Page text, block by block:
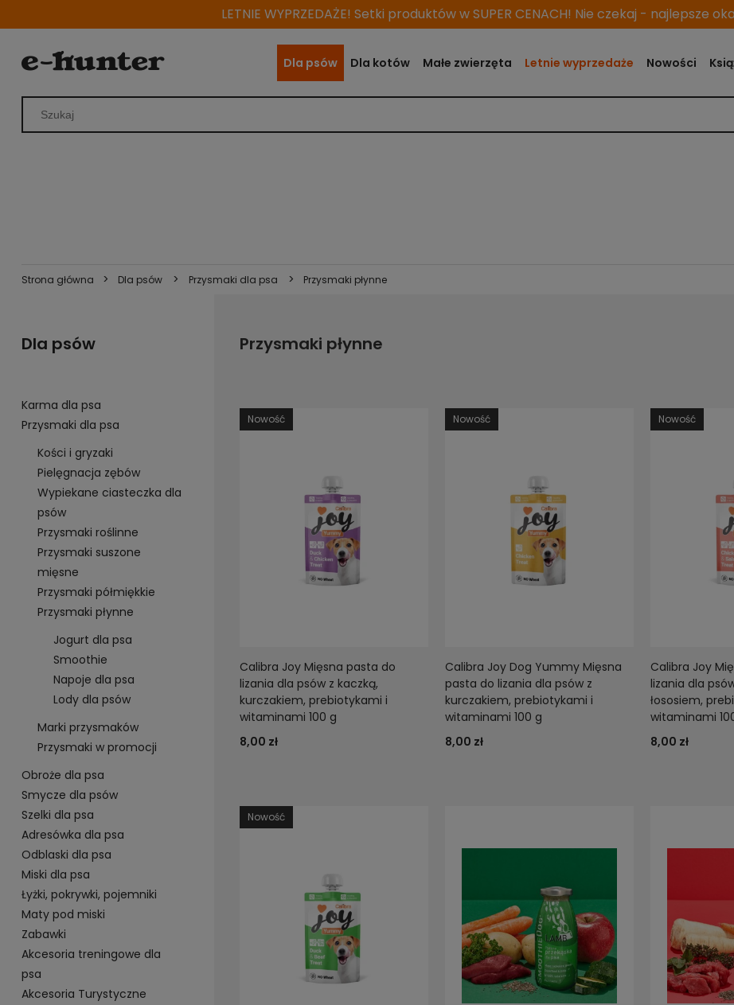
LETNIE WYPRZEDAŻE! Setki produktów w SUPER CENACH! Nie czekaj - najlepsze
Dla psów Dla kotów Małe zwierzęta Letnie wyprzedaże Nowości
Strona główna > Dla psów > Przysmaki dla psa > Przysmaki płynne
Dla psów
Karma dla psa
Przysmaki dla psa
Kości i gryzaki
Pielęgnacja zębów
Wypiekane ciasteczka dla
psów
Przysmaki roślinne
Przysmaki suszone
mięsne
Przysmaki półmiękkie
Przysmaki płynne
Jogurt dla psa
Smoothie
Napoje dla psa
Lody dla psów
Marki przysmaków
Przysmaki w promocji
Obroże dla psa
Smycze dla psów
Szelki dla psa
Adresówka dla psa
Odblaski dla psa
Miski dla psa
Łyżki, pokrywki, pojemniki
Maty pod miski
Zabawki
Akcesoria treningowe dla
psa
Akcesoria Turystyczne
Przysmaki płynne
Calibra Joy Mięsna pasta do
lizania dla psów z kaczką,
kurczakiem, prebiotykami i
witaminami 100 g
8,00 zł
Nowość
Calibra Joy Dog Yummy Mięsna
pasta do lizania dla psów z
kurczakiem, prebiotykami i
witaminami 100 g
8,00 zł
Nowość
Calibra Joy
lizania dla
łososiem,
witaminami
8,00 zł
Nowość
Nowość